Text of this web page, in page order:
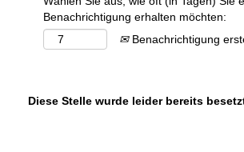
Benachrichtigung erhalten möchten:
Benachrichtigung
Diese Stelle wurde leider bereits